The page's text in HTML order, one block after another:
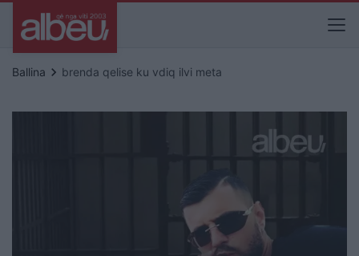
Ballina keyboard_arrow_right brenda qelise ku vdiq ilvi meta